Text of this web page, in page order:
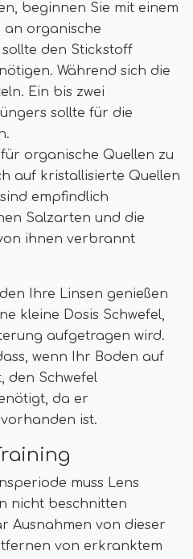
beginnen Sie mit einem
an organische
den Stickstoff
Während sich die
Ein bis zwei
sollte für die
organische Quellen zu
auf kristallisierte Quellen
empfindlich
Salzarten und die
ihnen verbrannt
Ihre Linsen genießen
kleine Dosis Schwefel,
aufgetragen wird.
wenn Ihr Boden auf
den Schwefel
da er
ist.
muss Lens
nicht beschnitten
Ausnahmen von dieser
von erkranktem